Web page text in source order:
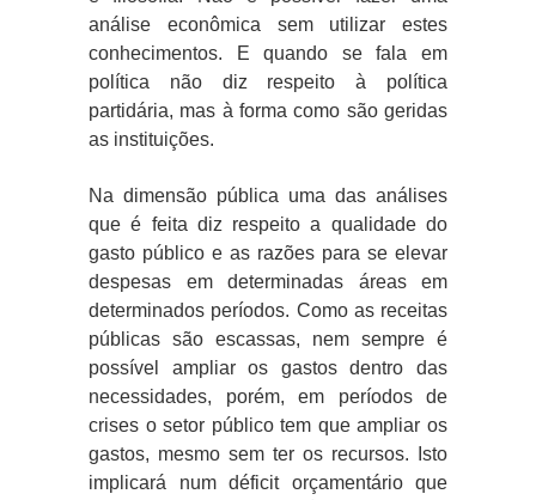
análise econômica sem utilizar estes
conhecimentos. E quando se fala em
política não diz respeito à política
partidária, mas à forma como são geridas
as instituições.
Na dimensão pública uma das análises
que é feita diz respeito a qualidade do
gasto público e as razões para se elevar
despesas em determinadas áreas em
determinados períodos. Como as receitas
públicas são escassas, nem sempre é
possível ampliar os gastos dentro das
necessidades, porém, em períodos de
crises o setor público tem que ampliar os
gastos, mesmo sem ter os recursos. Isto
implicará num déficit orçamentário que